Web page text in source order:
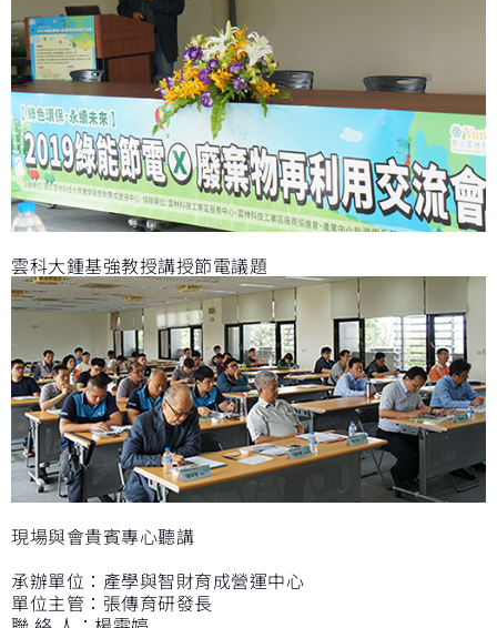
雲科大鍾基強教授講授節電議題
現場與會貴賓專心聽講
承辦單位：產學與智財育成營運中心
單位主管：張傳育研發長